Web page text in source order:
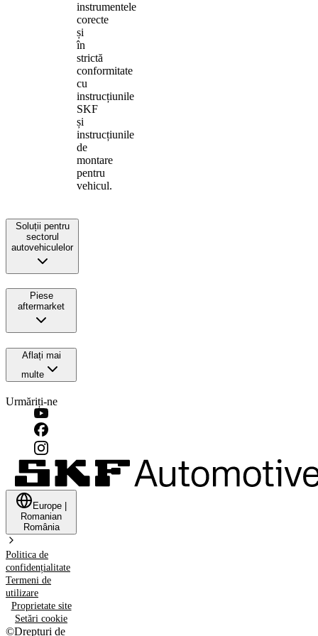
instrumentele
corecte
și
în
strictă
conformitate
cu
instrucțiunile
SKF
și
instrucțiunile
de
montare
pentru
vehicul.
Soluții pentru
sectorul
autovehiculelor
Piese
aftermarket
Aflați mai
multe
Urmăriți-ne
Europe
Romanian
România
Politica de
confidențialitate
Termeni de
utilizare
Proprietate site
Setări cookie
©Drepturi de